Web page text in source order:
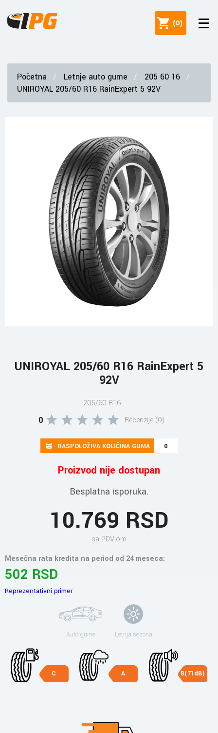
(0)
Početna Letnje auto gume
205 60 16
UNIROYAL 205/60 R16 RainExpert 5 92V
UNIROYAL 205/60 R16 RainExpert 5
92V
205/60 R16
0 Recenzije (0)
RASPOLOŽIVA KOLIČINA GUMA 0
Proizvod nije dostupan
Besplatna isporuka.
10.769 RSD
sa PDV-om
Mesečna rata kredita na period od 24 meseca:
502 RSD
Reprezentativni primer
Auto gume Letnja sezona
C A B(71dB)